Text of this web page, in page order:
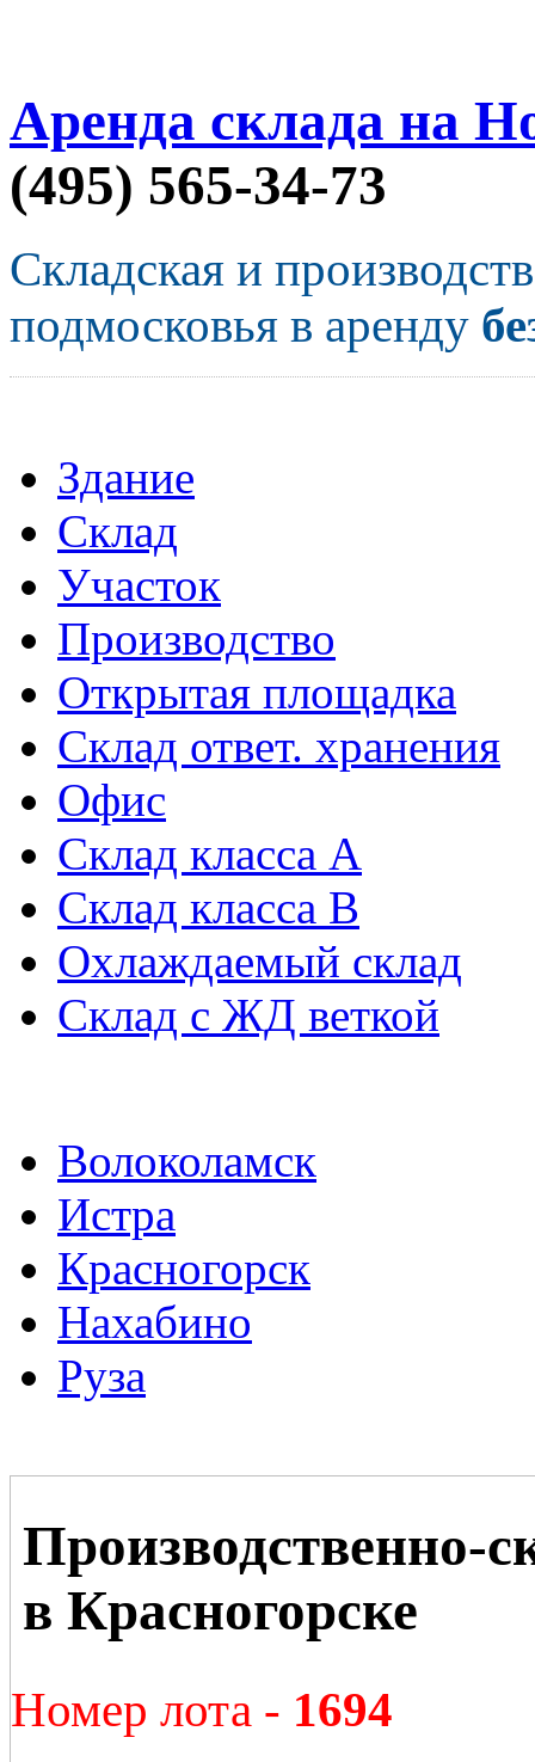
Аренда склада на
(495) 565-34-73
Складская и
подмосковья в аренду
Здание
Склад
Участок
Производство
Открытая площадка
Склад ответ. хранения
Офис
Склад класса A
Склад класса B
Охлаждаемый склад
Склад с ЖД веткой
Волоколамск
Истра
Красногорск
Нахабино
Руза
Производственно-
в Красногорске
Номер лота - 1694